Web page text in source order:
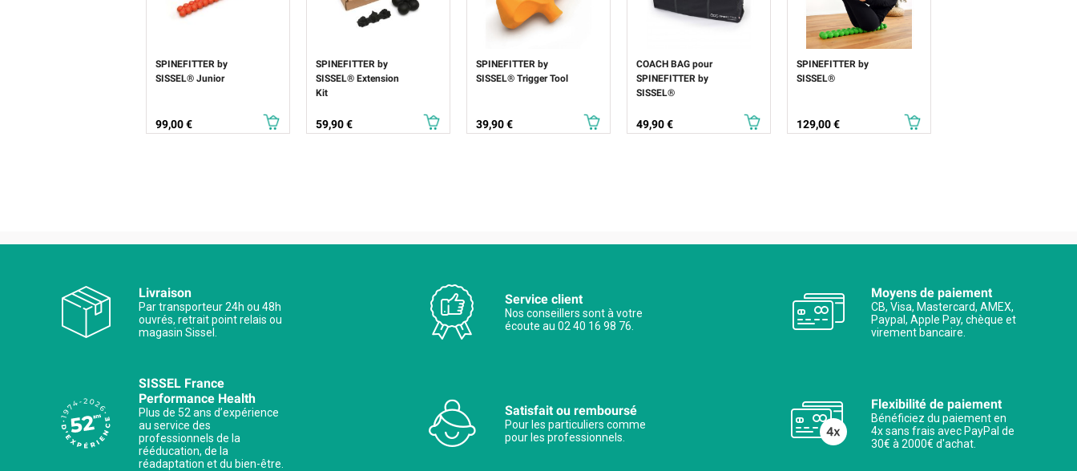
SPINEFITTER by
SISSEL® Junior
Prix
99,00 €
SPINEFITTER by
SISSEL® Extension
Kit
Prix
59,90 €
SPINEFITTER by
SISSEL® Trigger Tool
Prix
39,90 €
COACH BAG pour
SPINEFITTER by
SISSEL®
Prix
49,90 €
SPINEFITTER by
SISSEL®
Prix
129,00 €
Livraison
Par transporteur 24h ou 48h
ouvrés, retrait point relais ou
magasin Sissel.
Service client
Nos conseillers sont à votre
écoute au 02 40 16 98 76.
Moyens de paiement
CB, Visa, Mastercard, AMEX,
Paypal, Apple Pay, chèque et
virement bancaire.
SISSEL France
Performance Health
Plus de 52 ans d’expérience
au service des
professionnels de la
rééducation, de la
réadaptation et du bien-être.
Satisfait ou remboursé
Pour les particuliers comme
pour les professionnels.
Flexibilité de paiement
Bénéficiez du paiement en
4x sans frais avec PayPal de
30€ à 2000€ d'achat.